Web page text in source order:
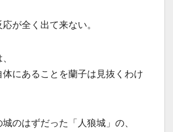
が全く出て来ない。
にあることを蘭子は見抜くわけ
のはずだった「人狼城」の、